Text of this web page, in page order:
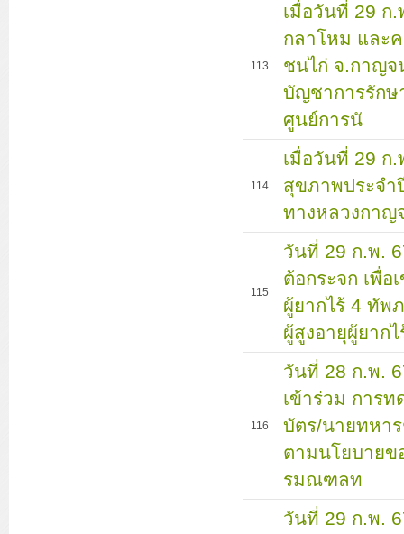
113
เมื่อวันที่ 29 ก
กลาโหม และ
ชนไก่ จ.กาญ
บัญชาการรัก
ศูนย์การนั
114
เมื่อวันที่ 29 ก
สุขภาพประจ
ทางหลวงกาญ
115
วันที่ 29 ก.พ.
ต้อกระจก เพื่อ
ผู้ยากไร้ 4 ทัพ
ผู้สูงอายุผู้ยาก
116
วันที่ 28 ก.พ.
เข้าร่วม การ
บัตร/นายทหา
ตามนโยบายข
รมณฑลท
วันที่ 29 ก.พ.